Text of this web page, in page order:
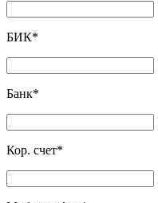
БИК*
Банк*
Кор. счет*